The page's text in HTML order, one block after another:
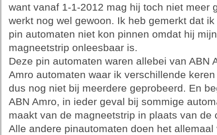
want vanaf 1-1-2012 mag hij toch niet meer
werkt nog wel gewoon. Ik heb gemerkt dat
pin automaten niet kon pinnen omdat hij
magneetstrip onleesbaar is.
Deze pin automaten waren allebei van ABN
Amro automaten waar ik verschillende
dus nog niet bij meerdere geprobeerd. En
ABN Amro, in ieder geval bij sommige
maakt van de magneetstrip in plaats van de
Alle andere pinautomaten doen het